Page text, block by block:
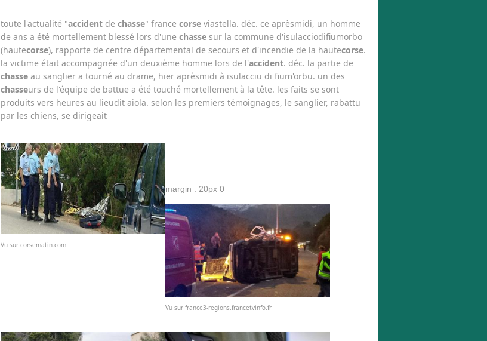
toute l'actualité "accidentde chasse" france corseviastella. déc. ce aprèsmidi, un homme
de ans a été mortellement blessé lors d'une chassesur la commune d'isulacciodifiumorbo
(hautecorse), rapporte de centre départemental de secours et d'incendie de la hautecorse.
la victime était accompagnée d'un deuxième homme lors de l'accident. déc. la partie de
chasseau sanglier a tourné au drame, hier aprèsmidi à isulacciu di fium'orbu. un des
chasseurs de l'équipe de battue a été touché mortellement à la tête. les faits se sont
produits vers heures au lieudit aiola. selon les premiers témoignages, le sanglier, rabattu
par les chiens, se dirigeait
Vu sur corsematin.com
margin : 20px 0
Vu sur france3-regions.francetvinfo.fr